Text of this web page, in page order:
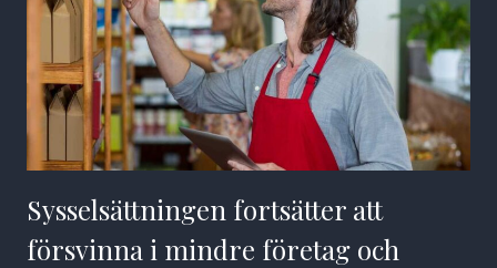
Sysselsättningen fortsätter att
försvinna i mindre företag och